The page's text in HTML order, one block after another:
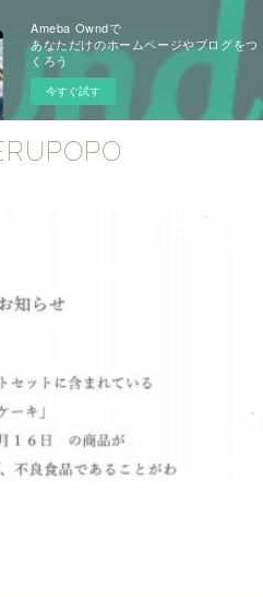
Ameba Owndで
あなただけのホームページやブログをつ
くろう
今すぐ試す